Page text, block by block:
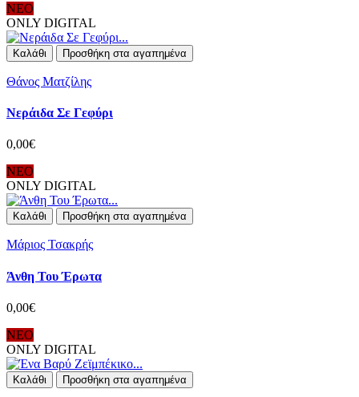
ΝΕΟ
ONLY DIGITAL
Καλάθι Προσθήκη στα αγαπημένα
Θάνος Ματζίλης
Νεράιδα Σε Γεφύρι
0,00€
ΝΕΟ
ONLY DIGITAL
Καλάθι Προσθήκη στα αγαπημένα
Μάριος Τσακρής
Άνθη Του Έρωτα
0,00€
ΝΕΟ
ONLY DIGITAL
Καλάθι Προσθήκη στα αγαπημένα